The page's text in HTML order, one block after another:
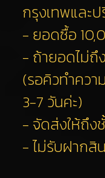
กรุงเทพและ
- ยอดซื้อ
- ถ้ายอดไม่ถึ
(รอคิวทำควา
3-7 วันค่ะ)
- จัดส่งให้ถึง
- ไม่รับฝากสิ